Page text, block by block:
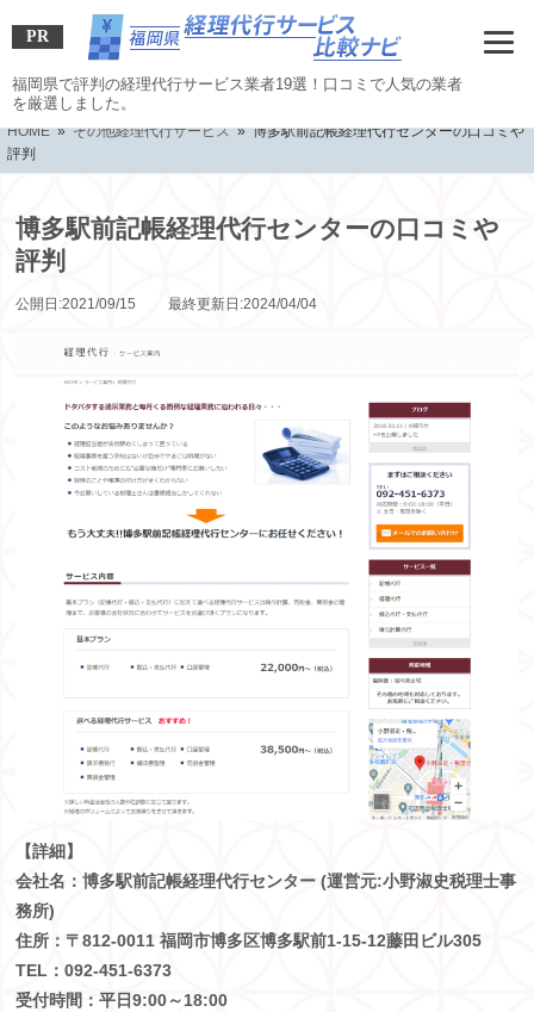
PR
福岡県で評判の経理代行サービス業者19選！口コミで人気の業者
を厳選しました。
HOME»その他経理代行サービス» 博多駅前記帳経理代行センターの口コミや
評判
博多駅前記帳経理代行センターの口コミや
評判
公開日:2021/09/15 最終更新日:2024/04/04
【詳細】
会社名：博多駅前記帳経理代行センター (運営元:小野淑史税理士事
務所)
住所： 〒812-0011 福岡市博多区博多駅前1-15-12藤田ビル305
TEL：092-451-6373
受付時間：平日9:00～18:00